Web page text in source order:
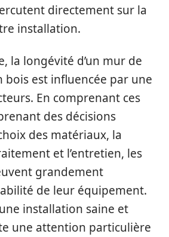
directement sur la
installation.
la longévité d’un mur de
bois est influencée par une
En comprenant ces
des décisions
des matériaux, la
et l’entretien, les
grandement
de leur équipement.
installation saine et
une attention particulière